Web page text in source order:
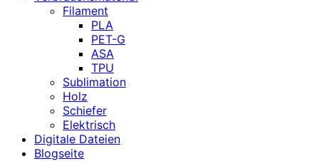
Filament
PLA
PET-G
ASA
TPU
Sublimation
Holz
Schiefer
Elektrisch
Digitale Dateien
Blogseite